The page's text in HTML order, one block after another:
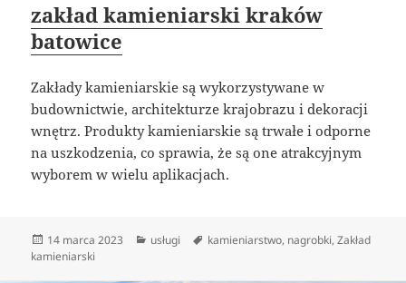
zakład kamieniarski kraków
batowice
Zakłady kamieniarskie są wykorzystywane w
budownictwie, architekturze krajobrazu i dekoracji
wnętrz. Produkty kamieniarskie są trwałe i odporne
na uszkodzenia, co sprawia, że są one atrakcyjnym
wyborem w wielu aplikacjach.
Data
publikacji
14 marca 2023 Kategorie
usługi Tagi
kamieniarstwo, nagrobki,Zakład
kamieniarski